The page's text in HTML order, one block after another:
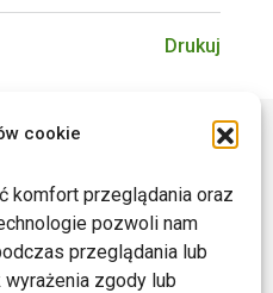
cookie
komfort przeglądania oraz
pozwoli nam
przeglądania lub
zgody lub
Drukuj